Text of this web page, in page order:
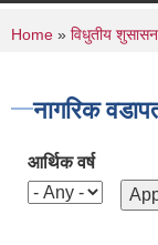
You are
Home » विधुतीय
नागरिक
आर्थिक वर्ष